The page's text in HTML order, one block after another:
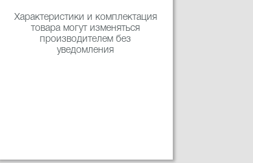
Характеристики и комплектация
товара могут изменяться
производителем без
уведомления